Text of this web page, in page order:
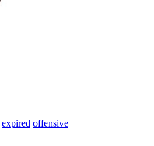
expired offensive